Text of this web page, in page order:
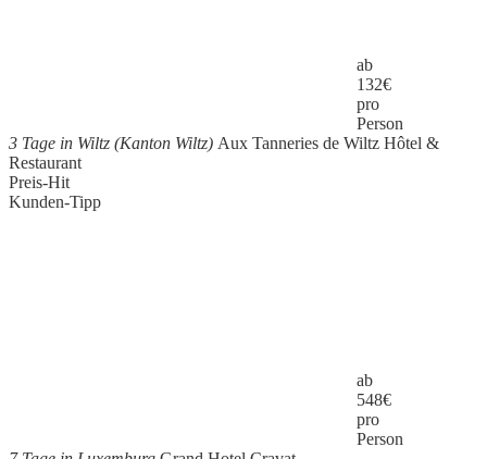
ab
132€
pro
Person
3 Tage in Wiltz (Kanton Wiltz) Aux Tanneries de Wiltz Hôtel &
Restaurant
Preis-Hit
Kunden-Tipp
ab
548€
pro
Person